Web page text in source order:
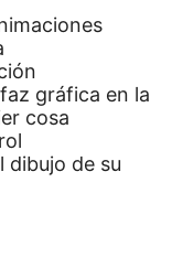
gráfica en la
cosa
dibujo de su